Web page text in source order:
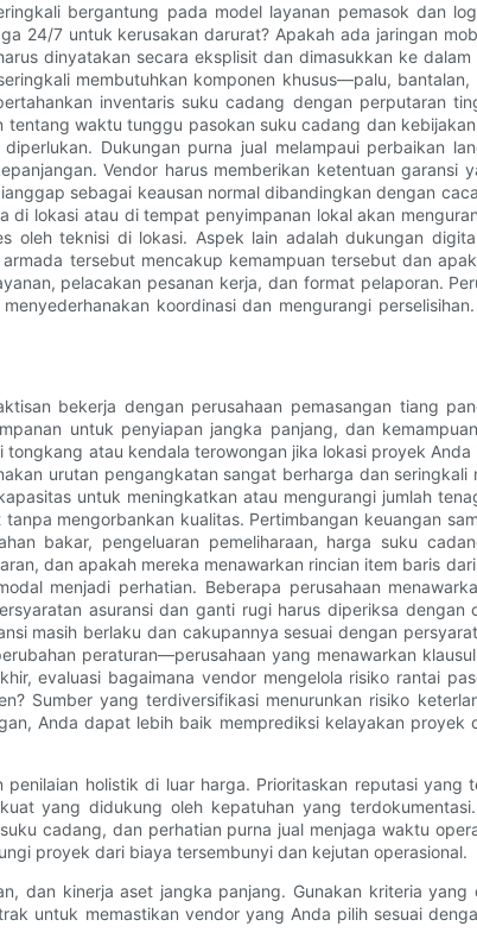
bergantung pada model layanan pemasok dan
24/7 untuk kerusakan darurat? Apakah ada jaringan
dinyatakan secara eksplisit dan dimasukkan ke
membutuhkan komponen khusus—palu,
inventaris suku cadang dengan perputaran
waktu tunggu pasokan suku cadang dan
Dukungan purna jual melampaui perbaikan
Vendor harus memberikan ketentuan garansi
sebagai keausan normal dibandingkan dengan
lokasi atau di tempat penyimpanan lokal akan
teknisi di lokasi. Aspek lain adalah dukungan
tersebut mencakup kemampuan tersebut dan
pelacakan pesanan kerja, dan format pelaporan.
koordinasi dan mengurangi
bekerja dengan perusahaan pemasangan tiang
untuk penyiapan jangka panjang, dan
atau kendala terowongan jika lokasi proyek
urutan pengangkatan sangat berharga dan
untuk meningkatkan atau mengurangi jumlah
mengorbankan kualitas. Pertimbangan keuangan
bakar, pengeluaran pemeliharaan, harga suku
dan apakah mereka menawarkan rincian item baris
menjadi perhatian. Beberapa perusahaan
asuransi dan ganti rugi harus diperiksa dengan
masih berlaku dan cakupannya sesuai dengan
peraturan—perusahaan yang menawarkan
evaluasi bagaimana vendor mengelola risiko rantai
Sumber yang terdiversifikasi menurunkan risiko
Anda dapat lebih baik memprediksi kelayakan proyek
holistik di luar harga. Prioritaskan reputasi yang
yang didukung oleh kepatuhan yang
cadang, dan perhatian purna jual menjaga waktu
proyek dari biaya tersembunyi dan kejutan operasional.
dan kinerja aset jangka panjang. Gunakan kriteria
untuk memastikan vendor yang Anda pilih sesuai